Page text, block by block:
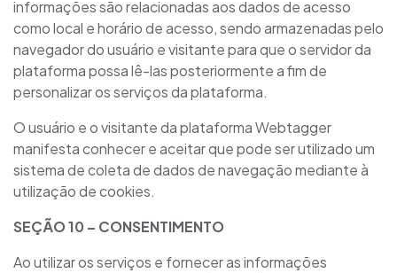
informações são relacionadas aos dados de acesso
como local e horário de acesso, sendo armazenadas pelo
navegador do usuário e visitante para que o servidor da
plataforma possa lê-las posteriormente a fim de
personalizar os serviços da plataforma.
O usuário e o visitante da plataforma Webtagger
manifesta conhecer e aceitar que pode ser utilizado um
sistema de coleta de dados de navegação mediante à
utilização de cookies.
SEÇÃO10 – CONSENTIMENTO
Ao utilizar os serviços e fornecer as informações